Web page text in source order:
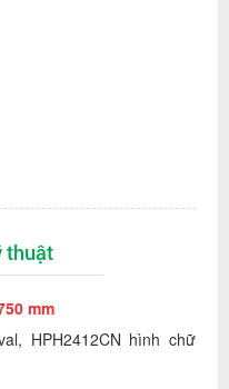
thuật
mm
HPH2412CN hình chữ